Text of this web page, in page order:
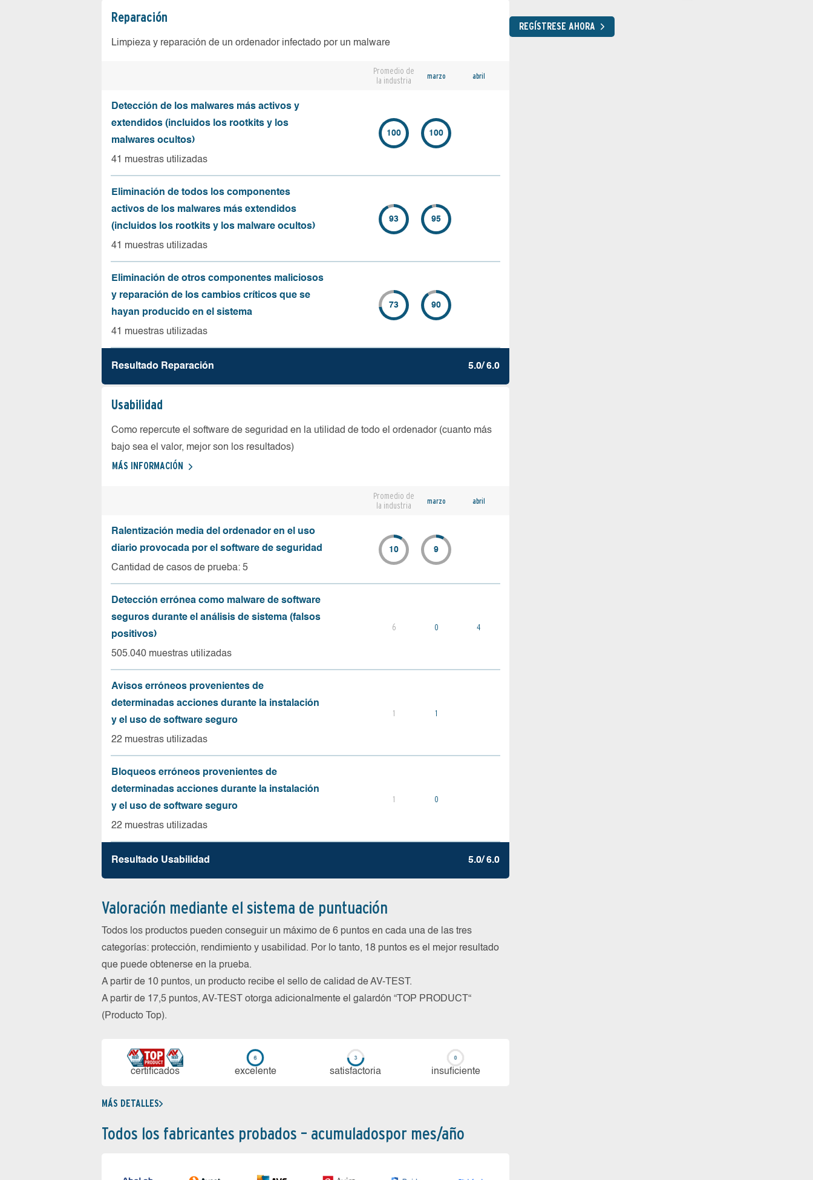
Reparación
Limpieza y reparación de un ordenador infectado por un malware
Promedio de
la industria
marzo abril
Detección de los malwares más activos y
extendidos (incluidos los rootkits y los
malwares ocultos)
41 muestras utilizadas
100 100
Eliminación de todos los componentes
activos de los malwares más extendidos
(incluidos los rootkits y los malware ocultos)
41 muestras utilizadas
93 95
Eliminación de otros componentes maliciosos
y reparación de los cambios críticos que se
hayan producido en el sistema
41 muestras utilizadas
73 90
Resultado Reparación 5.0/ 6.0
Usabilidad
Como repercute el software de seguridad en la utilidad de todo el ordenador (cuanto más
bajo sea el valor, mejor son los resultados)
MÁS INFORMACIÓN
Promedio de
la industria
marzo abril
Ralentización media del ordenador en el uso
diario provocada por el software de seguridad
Cantidad de casos de prueba: 5
10 9
Detección errónea como malware de software
seguros durante el análisis de sistema (falsos
positivos)
505.040 muestras utilizadas
6 0 4
Avisos erróneos provenientes de
determinadas acciones durante la instalación
y el uso de software seguro
22 muestras utilizadas
1 1
Bloqueos erróneos provenientes de
determinadas acciones durante la instalación
y el uso de software seguro
22 muestras utilizadas
1 0
Resultado Usabilidad 5.0/ 6.0
Valoración mediante el sistema de puntuación
Todos los productos pueden conseguir un máximo de 6 puntos en cada una de las tres
categorías: protección, rendimiento y usabilidad. Por lo tanto, 18 puntos es el mejor resultado
que puede obtenerse en la prueba.
A partir de 10 puntos, un producto recibe el sello de calidad de AV-TEST.
A partir de 17,5 puntos, AV-TEST otorga adicionalmente el galardón “TOP PRODUCT“
(Producto Top).
certi­ficados ex­ce­len­te sa­tis­fac­to­ria in­su­fi­cien­te
MÁS DETALLES
Todos los fabricantes probados – acumuladospor mes/año
REGÍSTRESE AHORA